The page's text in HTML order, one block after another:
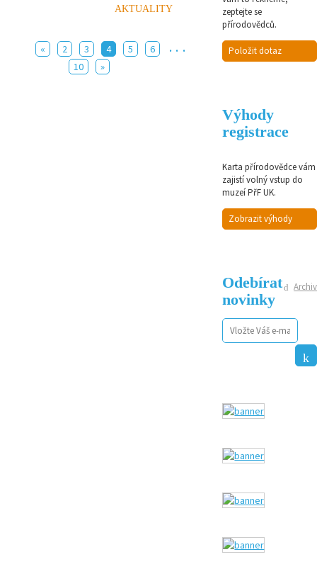
AKTUALITY
« 2 3 4 5 6 ...
10 »
zeptejte se
přírodovědců.
Položit dotaz
Výhody
registrace
Karta přírodovědce vám
zajistí volný vstup do
muzeí PřF UK.
Zobrazit výhody
Archiv
Odebírat
novinky